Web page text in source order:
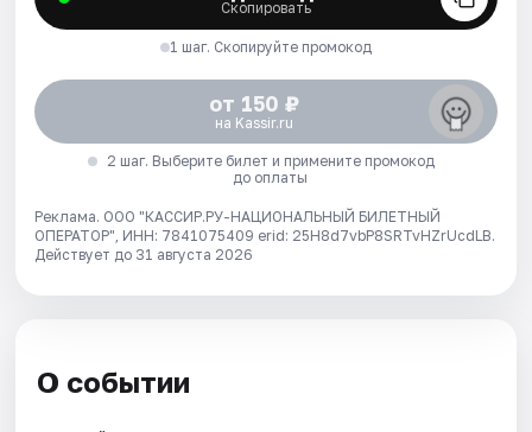
Скопировать
1 шаг. Скопируйте промокод
от 150 ₽
на Kassir.ru
2 шаг. Выберите билет и примените промокод
до оплаты
Реклама. ООО "КАССИР.РУ-НАЦИОНАЛЬНЫЙ БИЛЕТНЫЙ
ОПЕРАТОР", ИНН: 7841075409 erid: 25H8d7vbP8SRTvHZrUcdLB.
Действует до 31 августа 2026
О событии